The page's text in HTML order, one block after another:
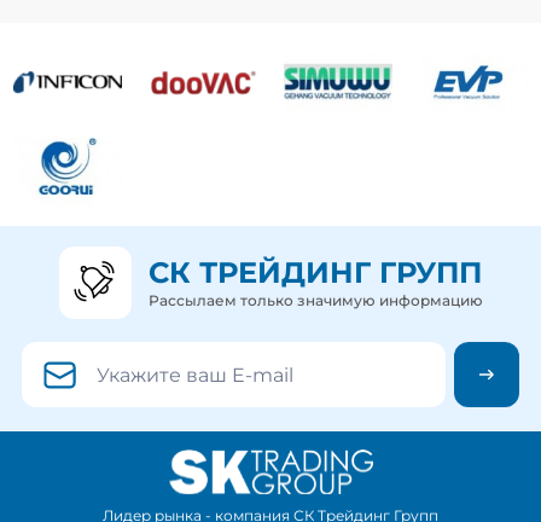
СК ТРЕЙДИНГ ГРУПП
Рассылаем только значимую информацию
Лидер рынка - компания СК Трейдинг Групп